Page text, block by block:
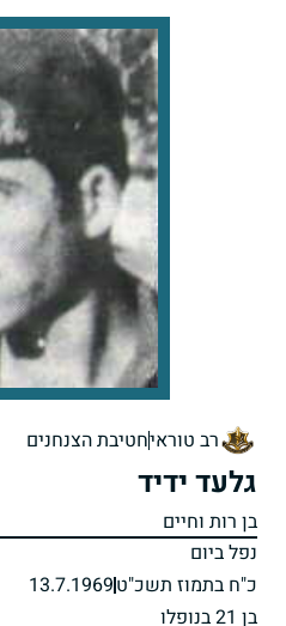
רב טוראיחטיבת הצנחנים
גלעד ידיד
בן רות וחיים
נפל ביום
כ"ח בתמוז תשכ"ט13.7.1969
בן 21 בנופלו